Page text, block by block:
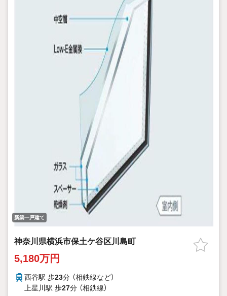
新築一戸建て
神奈川県横浜市保土ケ谷区川島町
5,180万円
西谷駅 歩23分 （相鉄線など）
上星川駅 歩27分 （相鉄線）